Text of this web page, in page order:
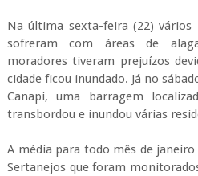
Na última sexta-feira (22) vários
sofreram com áreas de
moradores tiveram prejuízos
cidade ficou inundado. Já no
Canapi, uma barragem
transbordou e inundou várias
A média para todo mês de
Sertanejos que foram